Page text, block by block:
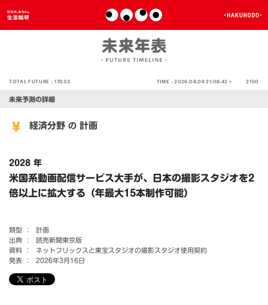
TOTAL FUTURE :17033 TIME :2026.08.06 21:08:42 > 2150
未来予測の詳細
経済分野 の 計画
2028 年
米国系動画配信サービス大手が、日本の撮影スタジオを2
倍以上に拡大する（年最大15本制作可能）
類型 ：
計画
出典 ：
読売新聞東京版
資料 ：
ネットフリックスと東宝スタジオの撮影スタジオ使用契約
発表 ：
2026年3月16日